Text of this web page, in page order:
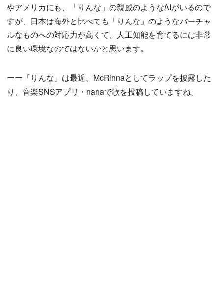
やアメリカにも、「りんな」の親戚のようなAIがいるので
すが、日本は海外と比べても「りんな」のようなバーチャ
ルなものへの対応力が高くて、人工知能を育てるには非常
に良い環境なのではないかと思います。
ーー「りんな」は最近、McRinnaとしてラップを披露した
り、音楽SNSアプリ・nanaで歌を投稿していますね。